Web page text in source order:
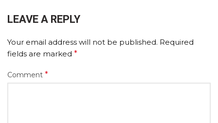
LEAVE A REPLY
Your email address will not be published. Required
fields are marked *
Comment *